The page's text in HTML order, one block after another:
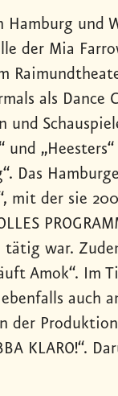
Hamburg und
der Mia
als Dance
und
Das
mit der sie
tätig war.
Amok“. Im
auch
der
KLARO!“.